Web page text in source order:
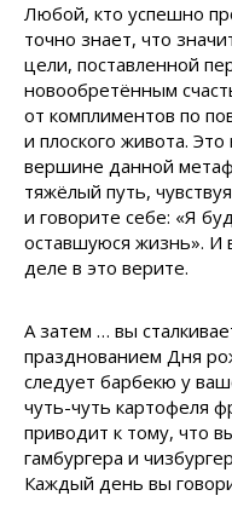
Любой, кто успешно
точно знает, что
цели, поставленной
новообретённым
от комплиментов по
и плоского живота.
вершине данной
тяжёлый путь,
и говорите себе: «Я
оставшуюся жизнь». И
деле в это верите.
А затем … вы
празднованием Дня
следует барбекю у
чуть-чуть картофеля
приводит к тому, что
гамбургера и
Каждый день вы